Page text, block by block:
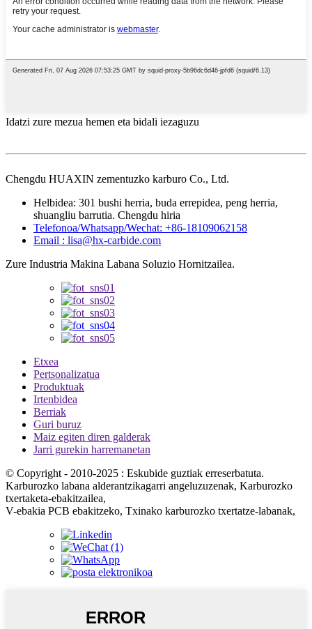
Idatzi zure mezua hemen eta bidali iezaguzu
Chengdu HUAXIN zementuzko karburo Co., Ltd.
Helbidea: 301 bushi herria, buda errepidea, peng herria,
shuangliu barrutia. Chengdu hiria
Telefonoa/Whatsapp/Wechat: +86-18109062158
Email : lisa@hx-carbide.com
Zure Industria Makina Labana Soluzio Hornitzailea.
Etxea
Pertsonalizatua
Produktuak
Irtenbidea
Berriak
Guri buruz
Maiz egiten diren galderak
Jarri gurekin harremanetan
© Copyright - 2010-2025 : Eskubide guztiak erreserbatuta.
Karburozko labana alderantzikagarri angeluzuzenak, Karburozko
txertaketa-ebakitzailea,
V-ebakia PCB ebakitzeko, Txinako karburozko txertatze-labanak,